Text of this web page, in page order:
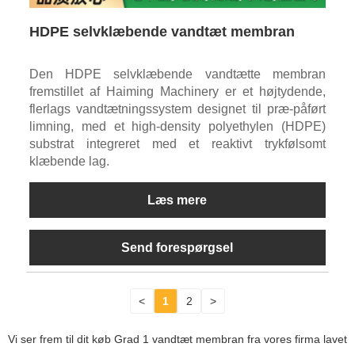
HDPE selvklæbende vandtæt membran
Den HDPE selvklæbende vandtætte membran
fremstillet af Haiming Machinery er et højtydende,
flerlags vandtætningssystem designet til præ-påført
limning, med et high-density polyethylen (HDPE)
substrat integreret med et reaktivt trykfølsomt
klæbende lag.
Læs mere
Send forespørgsel
< 1 2 >
Vi ser frem til dit køb Grad 1 vandtæt membran fra vores firma lavet